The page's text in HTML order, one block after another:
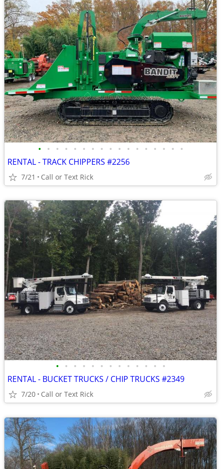
• • • • • • • • • • • • • • • • •
RENTAL - TRACK CHIPPERS #2256
7/21 Call or Text Rick
• • • • • • • • • • • • •
RENTAL - BUCKET TRUCKS / CHIP TRUCKS #2349
7/20 Call or Text Rick